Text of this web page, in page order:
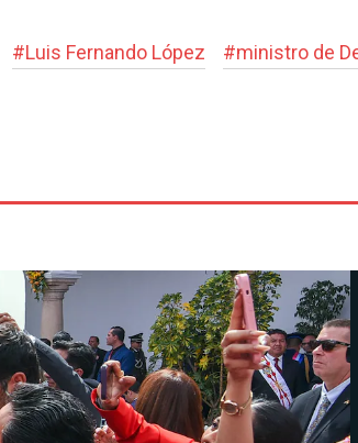
#Luis Fernando López #ministro de